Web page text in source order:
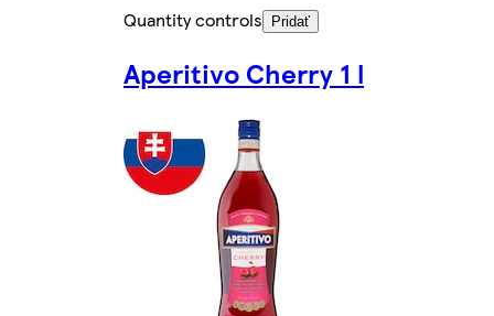
Quantity controls
Pridať
Aperitivo Cherry 1 l